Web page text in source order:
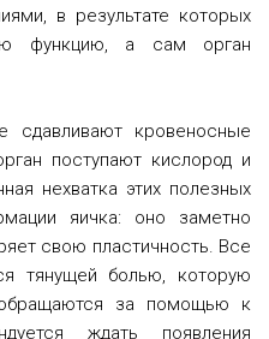
в результате которых
функцию, а сам орган
сдавливают кровеносные
поступают кислород и
нехватка этих полезных
яичка: оно заметно
свою пластичность. Все
тянущей болью, которую
за помощью к
ждать появления